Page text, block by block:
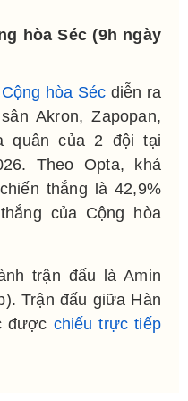
hòa Séc (9h ngày
hòa Séc diễn ra
Akron, Zapopan,
quân của 2 đội tại
Theo Opta, khả
thắng là 42,9%
của Cộng hòa
trận đấu là Amin
Trận đấu giữa Hàn
được chiếu trực tiếp